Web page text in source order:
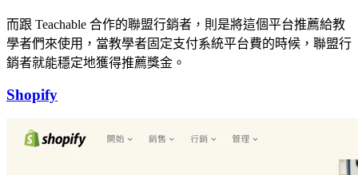
而跟 Teachable 合作的聯盟行銷者，則是將這個平台推薦給教
學者們來使用，當教學者固定支付系統平台費的時候，聯盟行
銷者就能穩定地獲得推薦獎金。
Shopify